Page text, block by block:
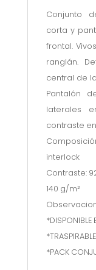
Conjunto
corta y
frontal.
ranglán.
central de
Pantalón
laterales
contraste
interlock
Contraste:
140 g/m²
*DISPONIBLE
*TRASPIRABLE
*PACK